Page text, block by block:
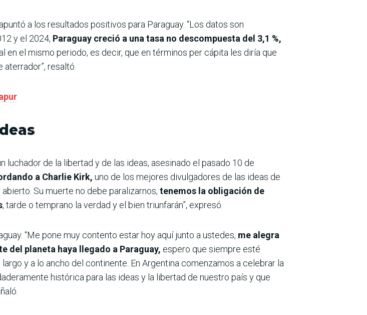
a los resultados positivos para Paraguay. “Los datos son
y el 2024, Paraguay creció a una tasa no descompuesta del 3,1 %,
en el mismo periodo, es decir, que en términos per cápita les diría que
resaltó.
luchador de la libertad y de las ideas, asesinado el pasado 10 de
a Charlie Kirk, uno de los mejores divulgadores de las ideas de
Su muerte no debe paralizarnos, tenemos la obligación de
, tarde o temprano la verdad y el bien triunfarán”, expresó.
“Me pone muy contento estar hoy aquí junto a ustedes, me alegra
del planeta haya llegado a Paraguay, espero que siempre esté
y a lo ancho del continente. En Argentina comenzamos a celebrar la
histórica para las ideas y la libertad de nuestro país y que